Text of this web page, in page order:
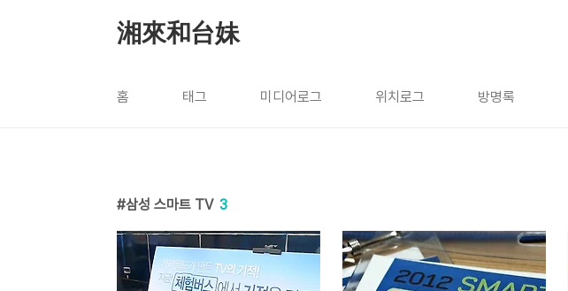
湘來和台妹
홈 태그 미디어로그 위치로그 방명록
삼성 스마트 TV 3